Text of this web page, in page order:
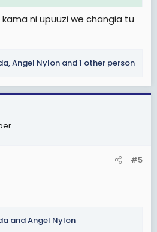
ni upuuzi we changia tu
,Angel Nylon and 1 other person
#5
andAngel Nylon